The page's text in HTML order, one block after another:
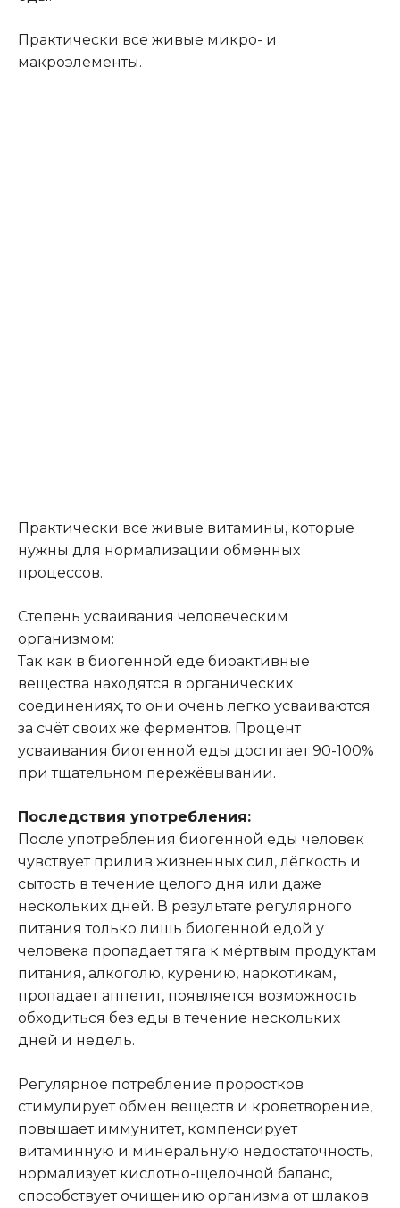
Практически все живые микро- и
макроэлементы.
Практически все живые витамины, которые
нужны для нормализации обменных
процессов.
Степень усваивания человеческим
организмом:
Так как в биогенной еде биоактивные
вещества находятся в органических
соединениях, то они очень легко усваиваются
за счёт своих же ферментов. Процент
усваивания биогенной еды достигает 90-100%
при тщательном пережёвывании.
Последствия употребления:
После употребления биогенной еды человек
чувствует прилив жизненных сил, лёгкость и
сытость в течение целого дня или даже
нескольких дней. В результате регулярного
питания только лишь биогенной едой у
человека пропадает тяга к мёртвым продуктам
питания, алкоголю, курению, наркотикам,
пропадает аппетит, появляется возможность
обходиться без еды в течение нескольких
дней и недель.
Регулярное потребление проростков
стимулирует обмен веществ и кроветворение,
повышает иммунитет, компенсирует
витаминную и минеральную недостаточность,
нормализует кислотно-щелочной баланс,
способствует очищению организма от шлаков